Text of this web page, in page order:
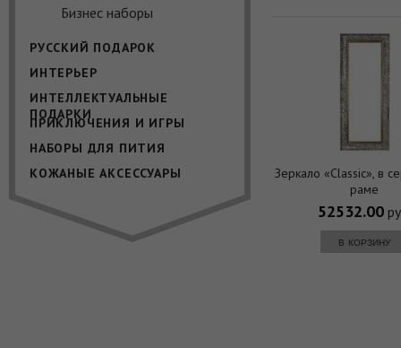
Бизнес наборы
РУССКИЙ ПОДАРОК
ИНТЕРЬЕР
ИНТЕЛЛЕКТУАЛЬНЫЕ
ПОДАРКИ
ПРИКЛЮЧЕНИЯ И ИГРЫ
НАБОРЫ ДЛЯ ПИТИЯ
КОЖАНЫЕ АКСЕССУАРЫ
Зеркало «Classic», в
раме
52532.00
в корзину